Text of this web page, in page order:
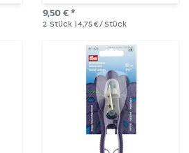
9,50 € *
2 Stück | 4,75 € / Stück